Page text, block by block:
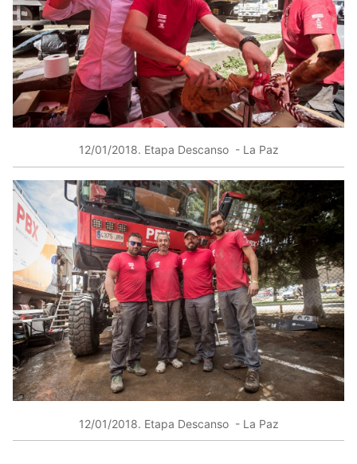
12/01/2018​. Etapa Descanso ​ ​- ​​La Paz
12/01/2018​. Etapa Descanso ​ ​- ​​La Paz